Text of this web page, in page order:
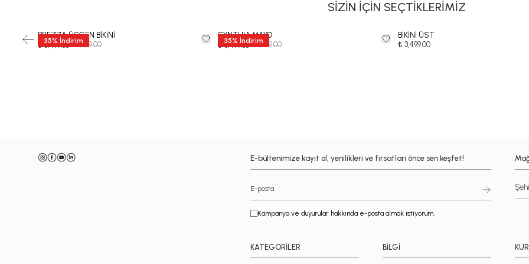
SİZİN İÇİN SEÇTİKLERİMİZ
35% İndirim
BREZZA ÜÇGEN BİKİNİ
₺ 6,499.35₺ 9,999.00 35% İndirim
CYNTHIA MAYO
₺ 6,499.35₺ 9,999.00
BİKİNİ ÜST
₺ 3,499.00
E-bültenimize kayıt ol, yenilikleri ve fırsatları önce sen keşfet!
Kampanya ve duyurular hakkında e-posta almak istiyorum.
KATEGORİLER BİLGİ